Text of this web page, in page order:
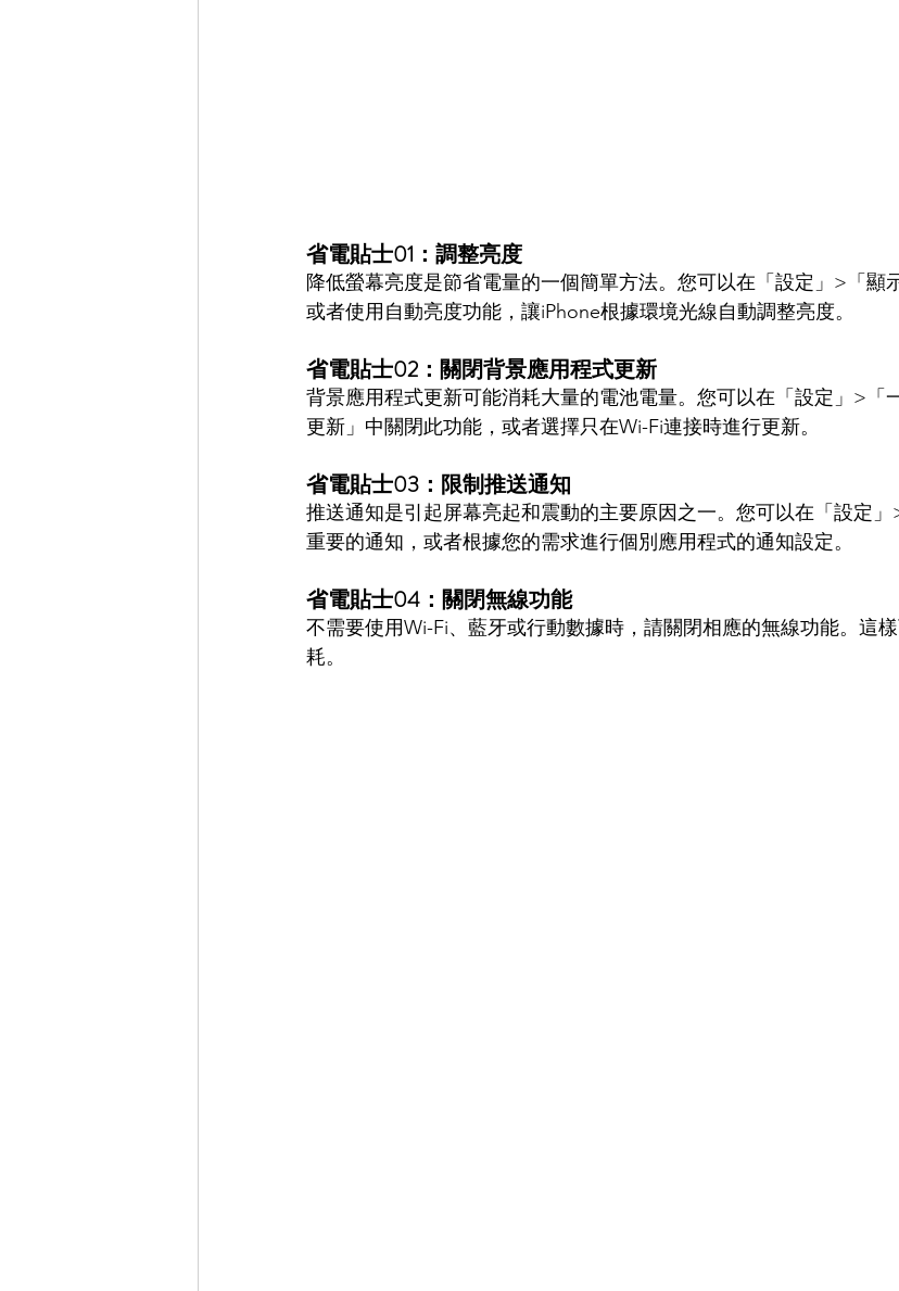
省電貼士01：調整亮度
降低螢幕亮度是節省電量的一個簡單方法。您可以在「設定」>「顯
或者使用自動亮度功能，讓iPhone根據環境光線自動調整亮度。
省電貼士02：關閉背景應用程式更新
背景應用程式更新可能消耗大量的電池電量。您可以在「設定」>「
更新」中關閉此功能，或者選擇只在Wi-Fi連接時進行更新。
省電貼士03：限制推送通知
推送通知是引起屏幕亮起和震動的主要原因之一。您可以在「設定
重要的通知，或者根據您的需求進行個別應用程式的通知設定。
省電貼士04：關閉無線功能
不需要使用Wi-Fi、藍牙或行動數據時，請關閉相應的無線功能。這
耗。